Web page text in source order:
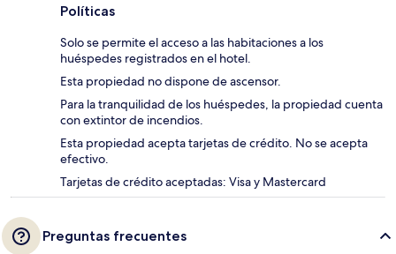
Políticas
Solo se permite el acceso a las habitaciones a los
huéspedes registrados en el hotel.
Esta propiedad no dispone de ascensor.
Para la tranquilidad de los huéspedes, la propiedad cuenta
con extintor de incendios.
Esta propiedad acepta tarjetas de crédito. No se acepta
efectivo.
Tarjetas de crédito aceptadas: Visa y Mastercard
Preguntas frecuentes